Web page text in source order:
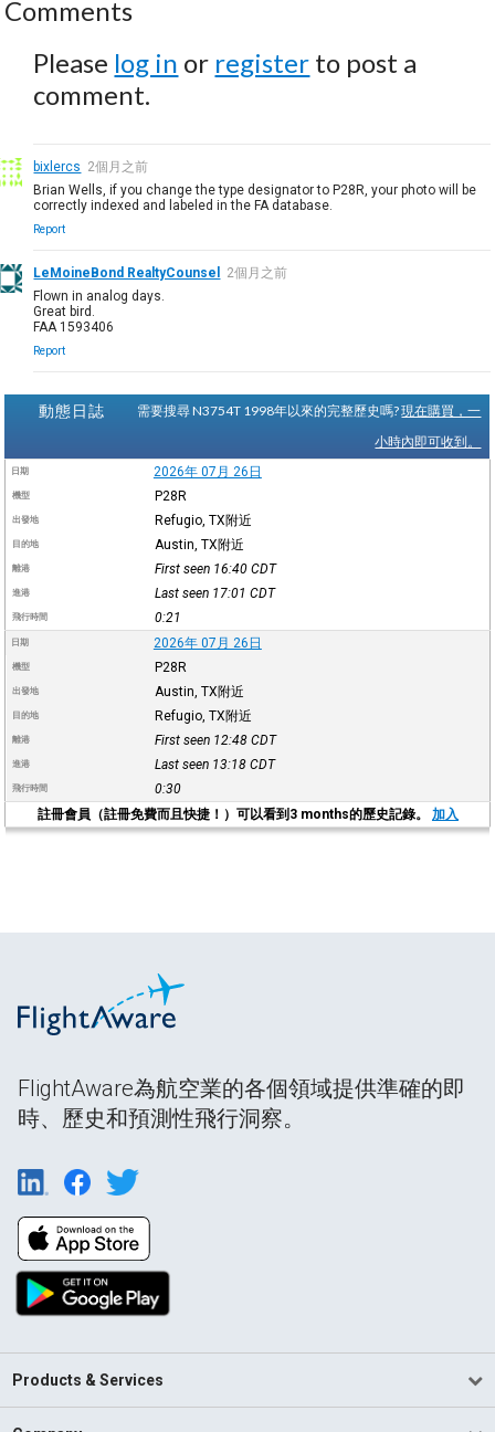
Comments
Please log in or register to post a
comment.
bixlercs 2個月之前
Brian Wells, if you change the type designator to P28R, your photo will be
correctly indexed and labeled in the FA database.
Report
LeMoineBond RealtyCounsel
2個月之前
Flown in analog days.
Great bird.
FAA 1593406
Report
動態日誌 需要搜尋 N3754T 1998年以來的完整歷史嗎?現在購買，一
小時內即可收到。
日期 2026年 07月 26日
機型 P28R
出發地 Refugio, TX附近
目的地 Austin, TX附近
離港 First seen 16:40 CDT
進港 Last seen 17:01 CDT
飛行時間 0:21
日期 2026年 07月 26日
機型 P28R
出發地 Austin, TX附近
目的地 Refugio, TX附近
離港 First seen 12:48 CDT
進港 Last seen 13:18 CDT
飛行時間
0:30
註冊會員（註冊免費而且快捷！）可以看到3 months的歷史記錄。 加入
FlightAware為航空業的各個領域提供準確的即
時、歷史和預測性飛行洞察。
Products & Services